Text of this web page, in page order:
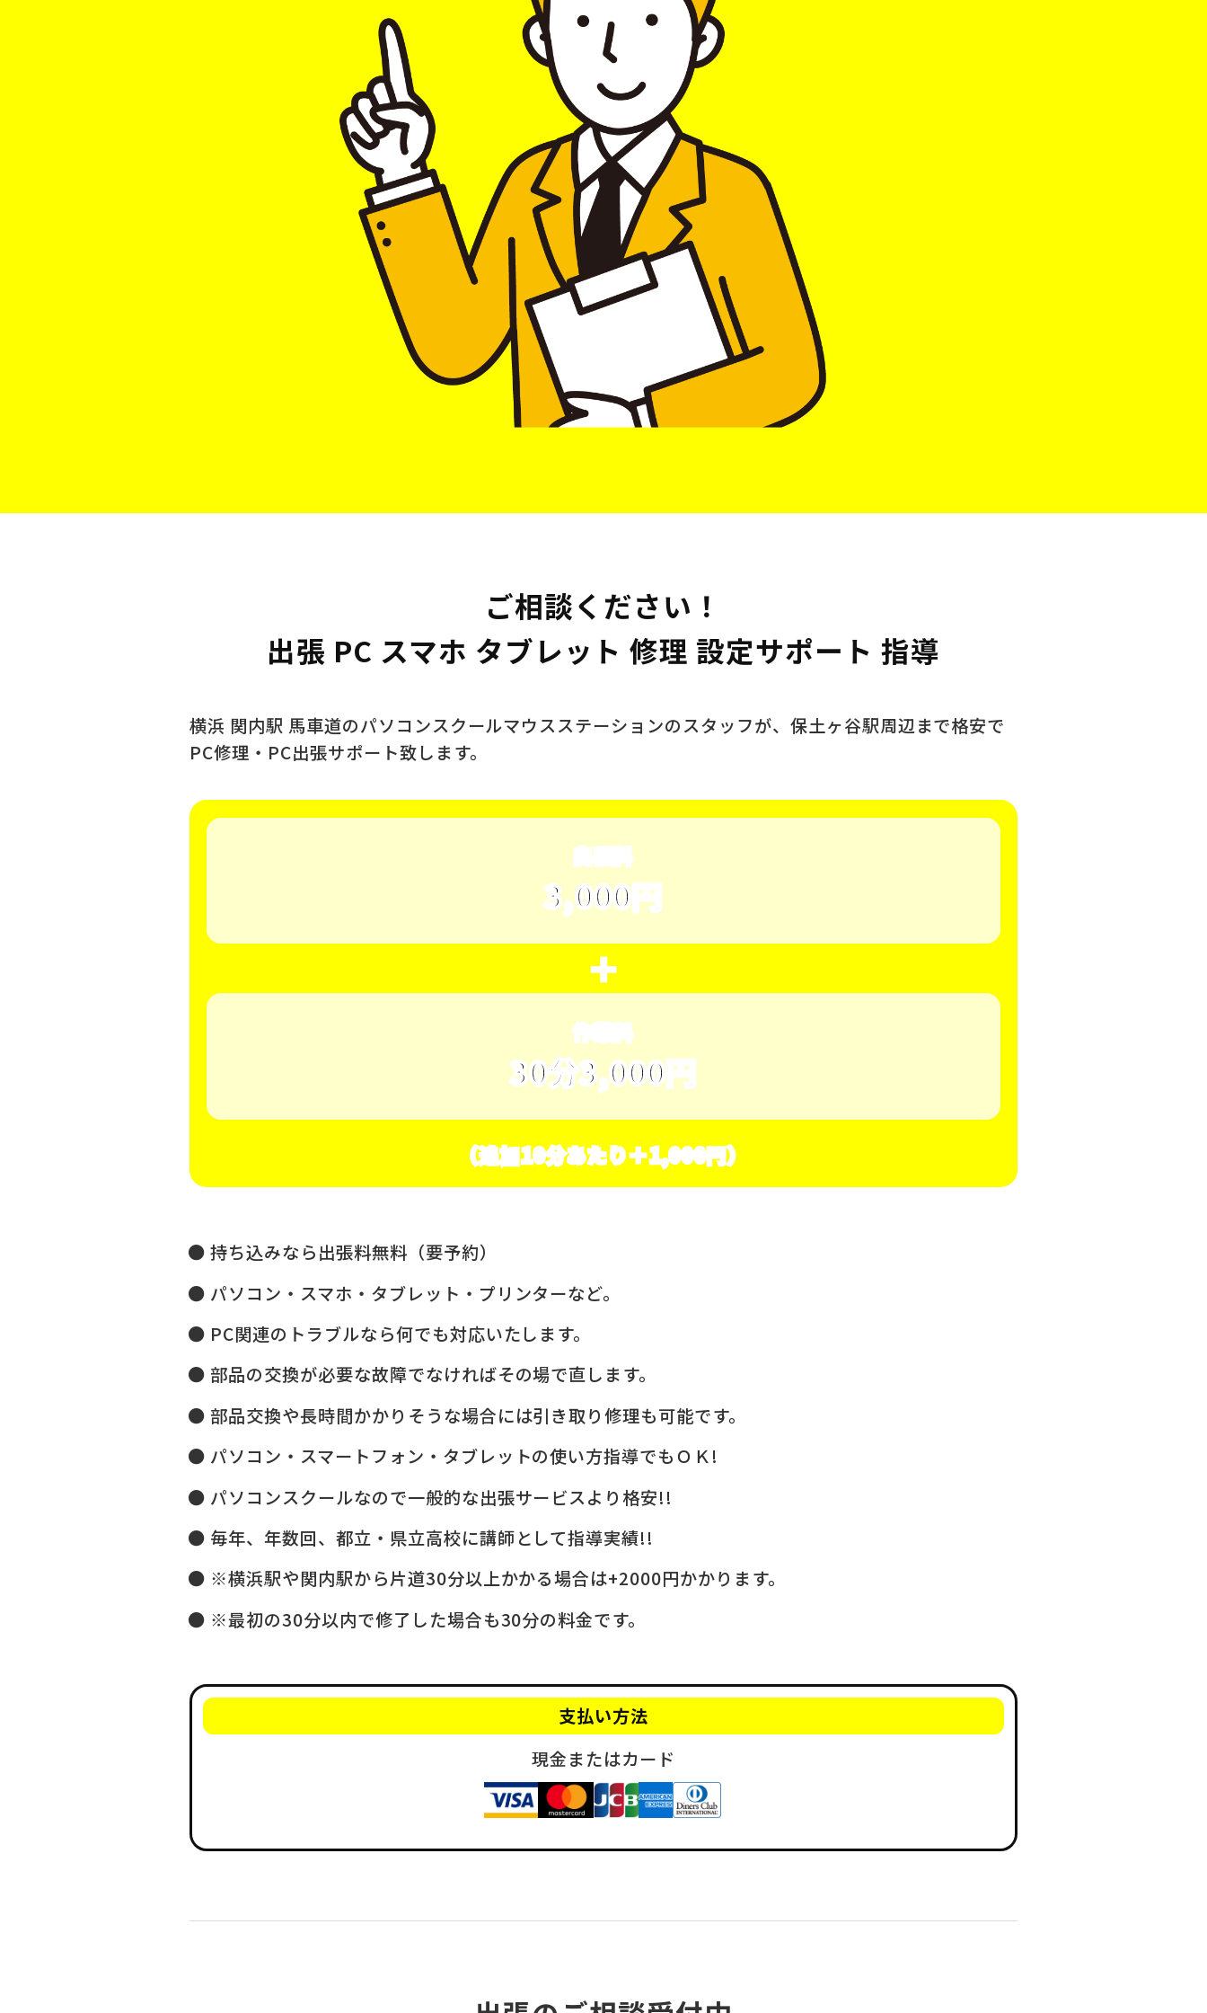
ご相談ください！
出張 PC スマホ タブレット 修理 設定サポート 指導
横浜 関内駅 馬車道のパソコンスクールマウスステーションのスタッフが、 保土ヶ谷駅周辺まで格安で
PC修理・PC出張サポート致します。
出張料
3,000円
＋
作業料
30分3,000円
（追加10分あたり＋1,000円）
持ち込みなら出張料無料（要予約）
パソコン・スマホ・タブレット・プリンターなど。
PC関連のトラブルなら何でも対応いたします。
部品の交換が必要な故障でなければその場で直します。
部品交換や長時間かかりそうな場合には引き取り修理も可能です。
パソコン・スマートフォン・タブレットの使い方指導でもＯＫ!
パソコンスクールなので一般的な出張サービスより格安!!
毎年、年数回、都立・県立高校に講師として指導実績!!
※横浜駅や関内駅から片道30分以上かかる場合は+2000円かかります。
※最初の30分以内で修了した場合も30分の料金です。
支払い方法
現金またはカード